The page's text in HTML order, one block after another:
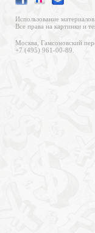
Использование
Все права на картинки и
Москва, Гамсоновский
+7 (495) 961-00-89.